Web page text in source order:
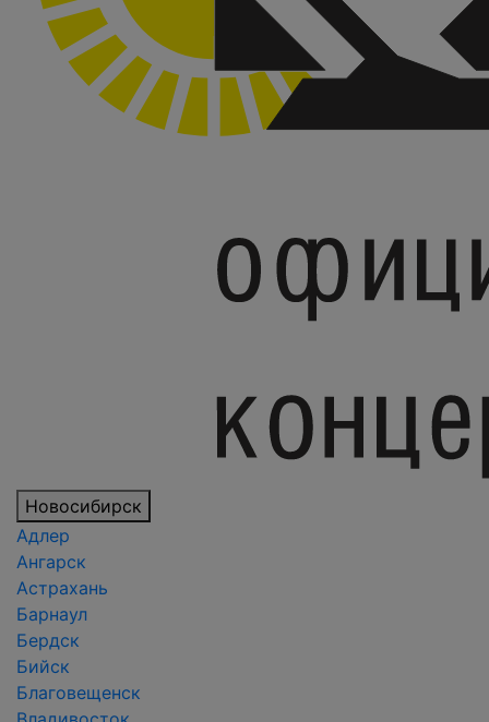
Новосибирск
Адлер
Ангарск
Астрахань
Барнаул
Бердск
Бийск
Благовещенск